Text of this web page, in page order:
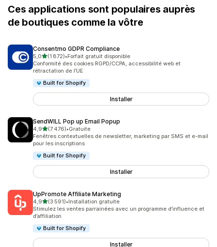
Ces applications sont populaires auprès
de boutiques comme la vôtre
Consentmo GDPR Compliance
5,0étoile(s) sur 5
(1 872)
1872 avis au total
•Forfait gratuit disponible
Conformité des cookies RGPD/CCPA, accessibilité web et
rétractation de l’UE
Built for Shopify
Installer
SendWILL Pop up Email Popup
4,9étoile(s) sur 5
(7 476)
7476 avis au total
•Gratuite
Fenêtres contextuelles de newsletter, marketing par SMS et e-mail
pour les inscriptions
Built for Shopify
Installer
UpPromote Affiliate Marketing
4,9étoile(s) sur 5
(3 591)
3591 avis au total
•Installation gratuite
Stimulez les ventes parrainées avec un programme d’influence et
d’affiliation
Built for Shopify
Installer